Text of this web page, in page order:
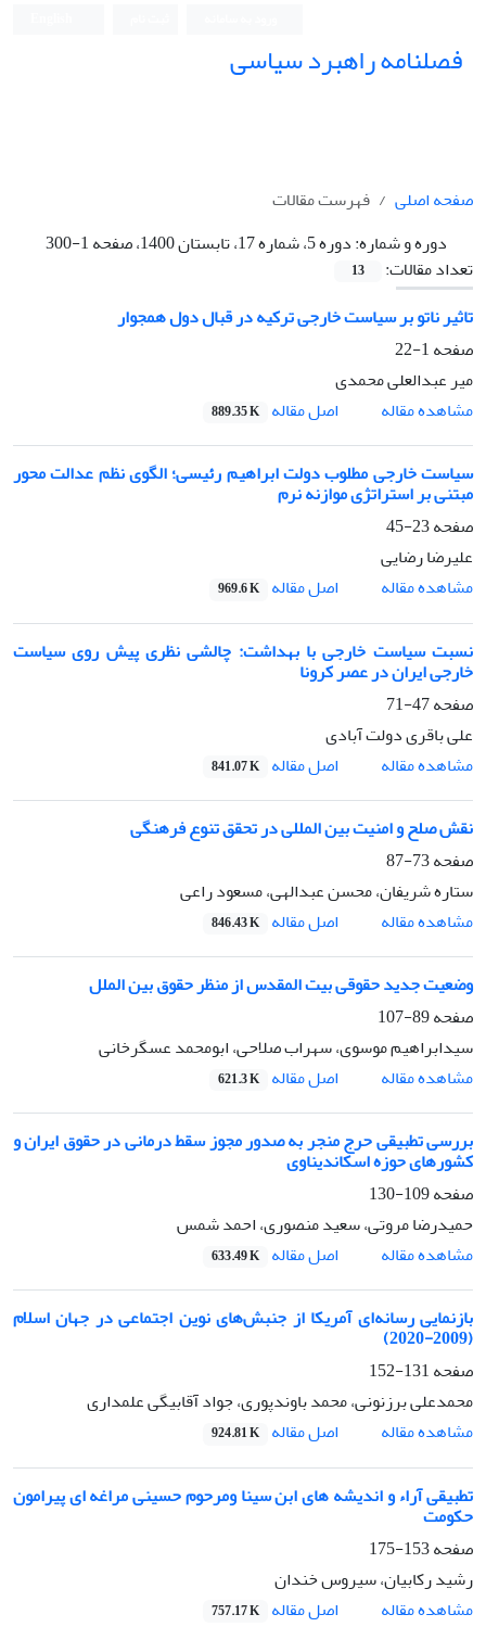
فصلنامه راهبرد سیاسی
صفحه اصلی
فهرست مقالات
دوره و شماره:دوره 5، شماره 17، تابستان 1400، صفحه 1-300
تعداد مقالات:
13
تاثیر ناتو بر سیاست خارجی ترکیه در قبال دول همجوار
صفحه1-22
میر عبدالعلی محمدی
مشاهده مقاله
اصل مقاله 889.35 K
سیاست خارجی مطلوب دولت ابراهیم رئیسی؛ الگوی نظم عدالت محور
مبتنی بر استراتژی موازنه نرم
صفحه23-45
علیرضا رضایی
مشاهده مقاله
اصل مقاله 969.6 K
نسبت سیاست خارجی با بهداشت: چالشی نظری پیش روی سیاست
خارجی ایران در عصر کرونا
صفحه47-71
علی باقری دولت آبادی
مشاهده مقاله
اصل مقاله 841.07 K
نقش صلح و امنیت بین المللی در تحقق تنوع فرهنگی
صفحه73-87
ستاره شریفان، محسن عبدالهی، مسعود راعی
مشاهده مقاله
اصل مقاله 846.43 K
وضعیت جدید حقوقی بیت المقدس از منظر حقوق بین الملل
صفحه89-107
سیدابراهیم موسوی، سهراب صلاحی، ابومحمد عسگرخانی
مشاهده مقاله
اصل مقاله 621.3 K
بررسی تطبیقی حرج منجر به صدور مجوز سقط درمانی در حقوق ایران و
کشورهای حوزه اسکاندیناوی
صفحه109-130
حمیدرضا مروتی، سعید منصوری، احمد شمس
مشاهده مقاله
اصل مقاله 633.49 K
بازنمایی رسانه‌ای آمریکا از جنبش‌های نوین اجتماعی در جهان اسلام
(2009-2020)
صفحه131-152
محمدعلی برزنونی، محمد باوندپوری، جواد آقابیگی علمداری
مشاهده مقاله
اصل مقاله 924.81 K
تطبیقی آراء و اندیشه های ابن سینا ومرحوم حسینی مراغه ای پیرامون
حکومت
صفحه153-175
رشید رکابیان، سیروس خندان
مشاهده مقاله
اصل مقاله 757.17 K